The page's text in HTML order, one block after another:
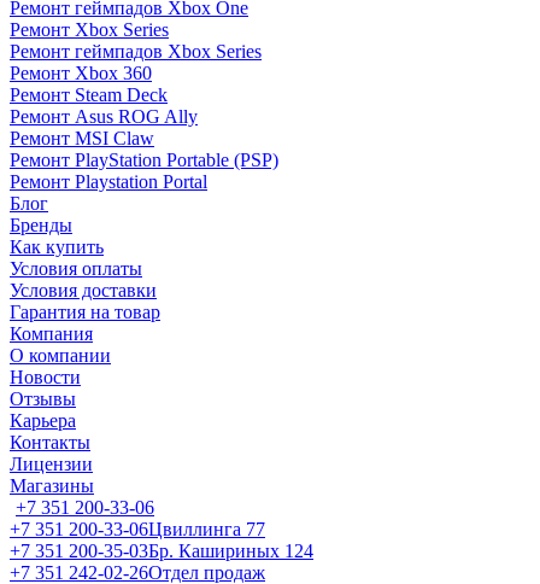
Ремонт геймпадов Xbox One
Ремонт Xbox Series
Ремонт геймпадов Xbox Series
Ремонт Xbox 360
Ремонт Steam Deck
Ремонт Asus ROG Ally
Ремонт MSI Claw
Ремонт PlayStation Portable (PSP)
Ремонт Playstation Portal
Блог
Бренды
Как купить
Условия оплаты
Условия доставки
Гарантия на товар
Компания
О компании
Новости
Отзывы
Карьера
Контакты
Лицензии
Магазины
+7 351 200-33-06
+7 351 200-33-06Цвиллинга 77
+7 351 200-35-03Бр. Кашириных 124
+7 351 242-02-26Отдел продаж